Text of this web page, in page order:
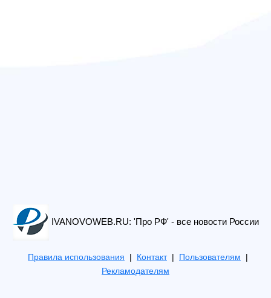
IVANOVOWEB.RU: 'Про РФ' - все новости России
Правила использования Контакт| Пользователям
Рекламодателям